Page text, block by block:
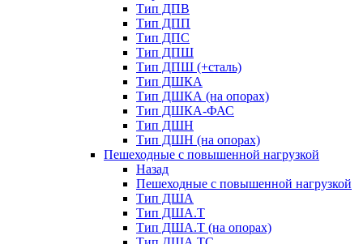
Тип ДПВ
Тип ДПП
Тип ДПС
Тип ДПШ
Тип ДПШ (+сталь)
Тип ДШКА
Тип ДШКА (на опорах)
Тип ДШКА-ФАС
Тип ДШН
Тип ДШН (на опорах)
Пешеходные с повышенной нагрузкой
Назад
Пешеходные с повышенной нагрузкой
Тип ДША
Тип ДША.Т
Тип ДША.Т (на опорах)